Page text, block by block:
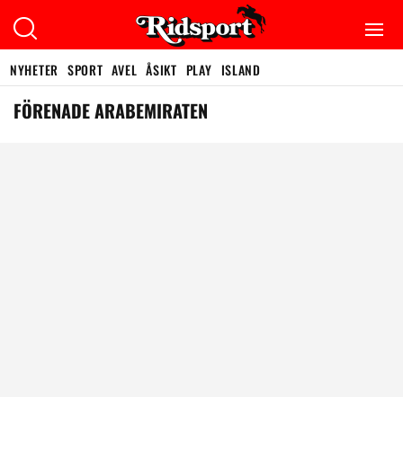
NYHETER SPORT AVEL ÅSIKT PLAY ISLAND
FÖRENADE ARABEMIRATEN